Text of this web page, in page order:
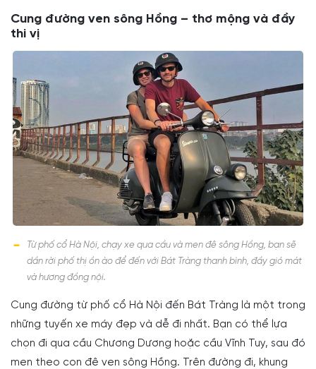
Cung đường ven sông Hồng – thơ mộng và đầy
thi vị
Từ phố cổ Hà Nội, chạy xe qua cầu và men đê sông Hồng, bạn sẽ
dần rời phố thị ồn ào để đến với Bát Tràng thanh bình, đầy gió mát
và hương đồng nội.
Cung đường từ phố cổ Hà Nội đến Bát Tràng là một trong
những tuyến xe máy đẹp và dễ đi nhất. Bạn có thể lựa
chọn đi qua cầu Chương Dương hoặc cầu Vĩnh Tuy, sau đó
men theo con đê ven sông Hồng. Trên đường đi, khung